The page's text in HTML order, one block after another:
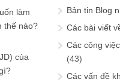
làm
thế nào?
của
Bản tin Blog
Các bài viết
Các công
(43)
Các vấn đề